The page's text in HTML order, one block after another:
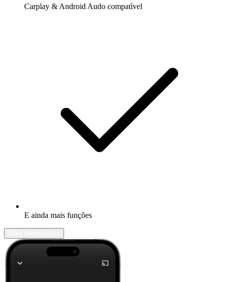
Carplay & Android Audo compatìvel
E ainda mais funções